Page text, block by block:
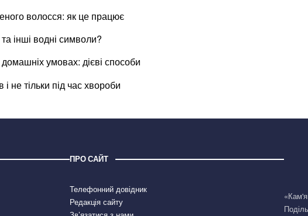
волосся: як це працює
інші водні символи?
умовах: дієві способи
не тільки під час хвороби
ПРО САЙТ
Телефонний довідник
Редакція сайту